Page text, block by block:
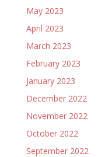
May 2023
April 2023
March 2023
February 2023
January 2023
December 2022
November 2022
October 2022
September 2022